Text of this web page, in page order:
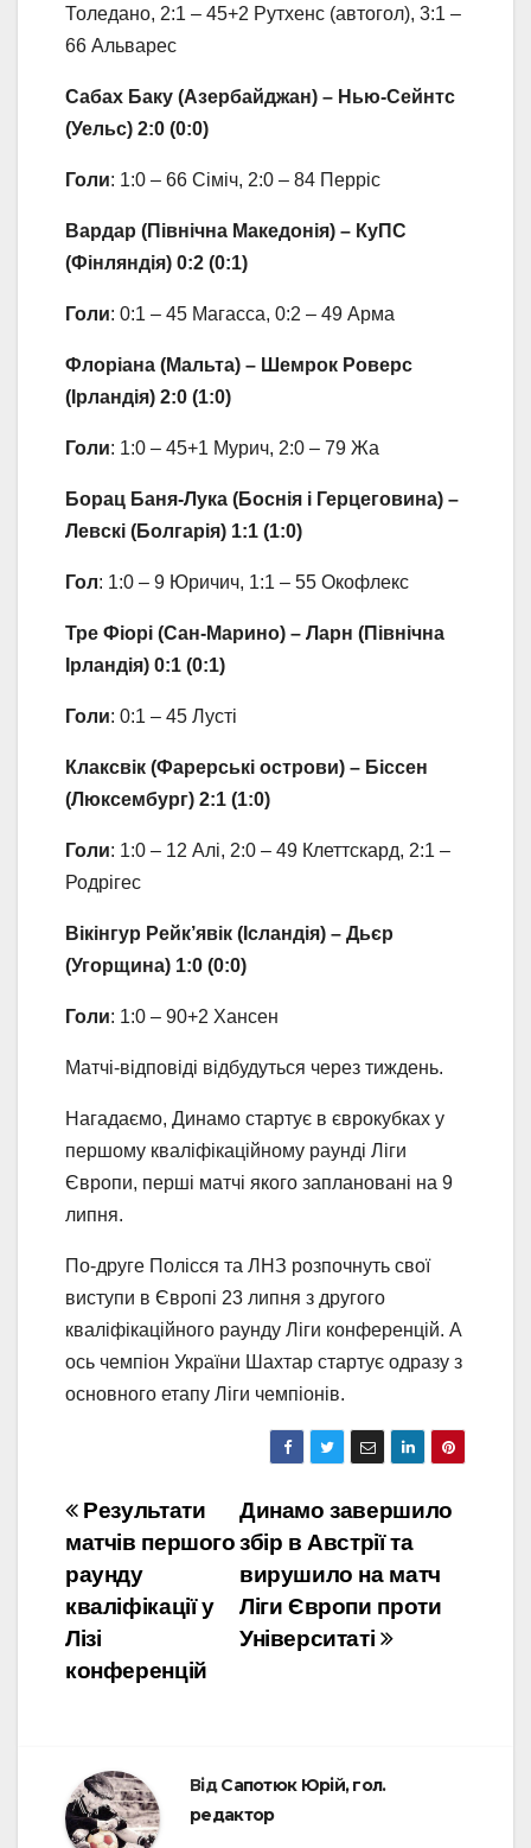
Толедано, 2:1 – 45+2 Рутхенс (автогол), 3:1 –
66 Альварес
Сабах Баку (Азербайджан) – Нью-Сейнтс
(Уельс) 2:0 (0:0)
Голи: 1:0 – 66 Сіміч, 2:0 – 84 Перріс
Вардар (Північна Македонія) – КуПС
(Фінляндія) 0:2 (0:1)
Голи: 0:1 – 45 Магасса, 0:2 – 49 Арма
Флоріана (Мальта) – Шемрок Роверс
(Ірландія) 2:0 (1:0)
Голи: 1:0 – 45+1 Мурич, 2:0 – 79 Жа
Борац Баня-Лука (Боснія і Герцеговина) –
Левскі (Болгарія) 1:1 (1:0)
Гол: 1:0 – 9 Юричич, 1:1 – 55 Окофлекс
Тре Фіорі (Сан-Марино) – Ларн (Північна
Ірландія) 0:1 (0:1)
Голи: 0:1 – 45 Лусті
Клаксвік (Фарерські острови) – Біссен
(Люксембург) 2:1 (1:0)
Голи: 1:0 – 12 Алі, 2:0 – 49 Клеттскард, 2:1 –
Родрігес
Вікінгур Рейк’явік (Ісландія) – Дьєр
(Угорщина) 1:0 (0:0)
Голи: 1:0 – 90+2 Хансен
Матчі-відповіді відбудуться через тиждень.
Нагадаємо, Динамо стартує в єврокубках у
першому кваліфікаційному раунді Ліги
Європи, перші матчі якого заплановані на 9
липня.
По-друге Полісся та ЛНЗ розпочнуть свої
виступи в Європі 23 липня з другого
кваліфікаційного раунду Ліги конференцій. А
ось чемпіон України Шахтар стартує одразу з
основного етапу Ліги чемпіонів.
Навігація
записів
Динамо завершило
збір в Австрії та
вирушило на матч
Ліги Європи проти
Університаті
Результати
матчів першого
раунду
кваліфікації у
Лізі
конференцій
ВідСапотюк Юрій, гол.
редактор